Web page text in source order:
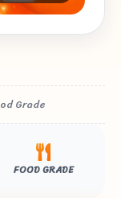
Grade
FOOD GRADE